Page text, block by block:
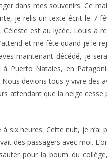
dans mes souvenirs. Ce
je relis un texte écrit le 7
est au lycée. Louis a
et me fête quand je le
maintenant décédé, je
Puerto Natales, en
devions tous y vivre
attendant que la neige
heures. Cette nuit, je n’ai
des passagers avec moi.
pour la boum du